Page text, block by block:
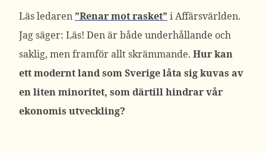
Läs ledaren”Renar mot rasket” i Affärsvärlden.
Jag säger: Läs! Den är både underhållande och
saklig, men framför allt skrämmande. Hur kan
ett modernt land som Sverige låta sig kuvas av
en liten minoritet, som därtill hindrar vår
ekonomis utveckling?